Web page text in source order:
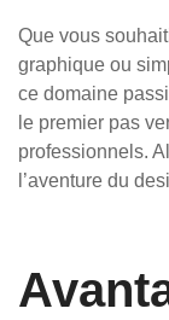
Que vous
graphique ou
ce domaine
le premier pas
professionnels.
l’aventure du